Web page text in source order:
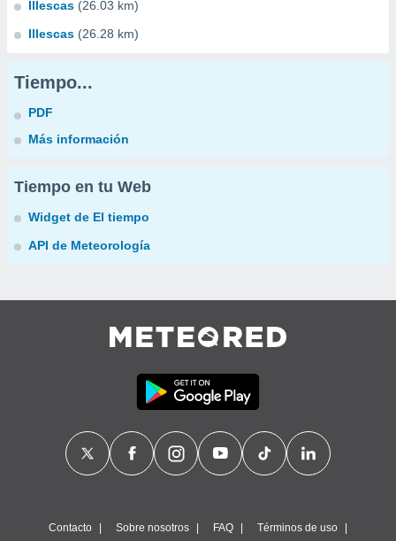
Illescas (26.03 km)
Illescas (26.28 km)
Tiempo...
PDF
Más información
Tiempo en tu Web
Widget de El tiempo
API de Meteorología
Contacto Sobre nosotros FAQ Términos de uso